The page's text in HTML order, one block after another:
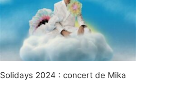
Solidays 2024 : concert de Mika